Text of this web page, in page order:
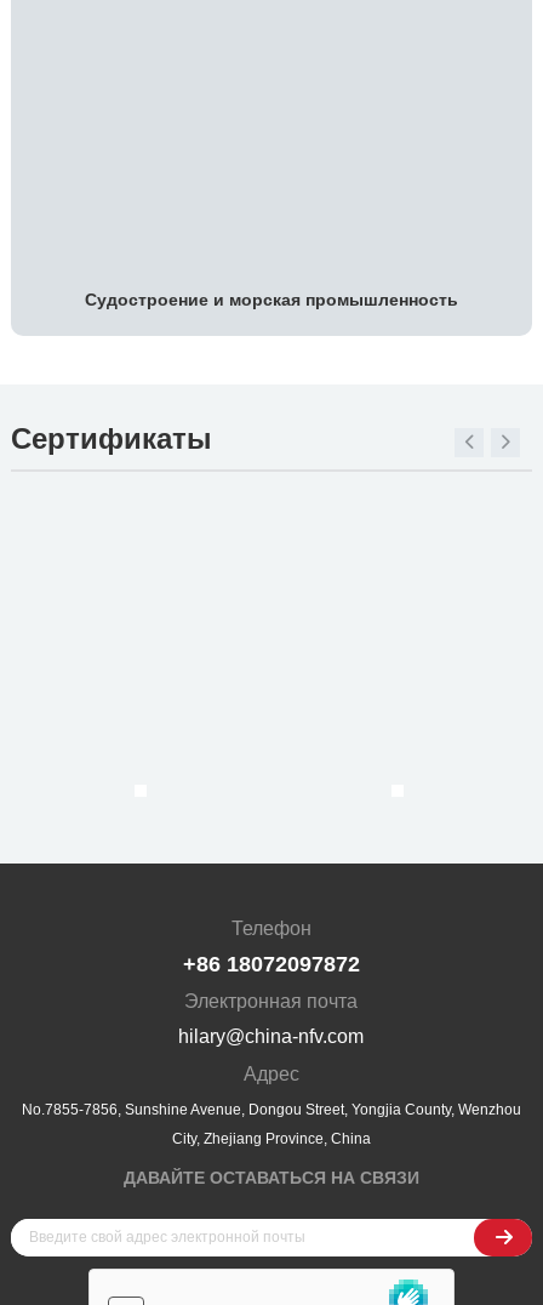
Судостроение и морская промышленность
Сертификаты
Телефон
+86 18072097872
Электронная почта
hilary@china-nfv.com
Адрес
No.7855-7856, Sunshine Avenue, Dongou Street, Yongjia County, Wenzhou
City, Zhejiang Province, China
ДАВАЙТЕ ОСТАВАТЬСЯ НА СВЯЗИ